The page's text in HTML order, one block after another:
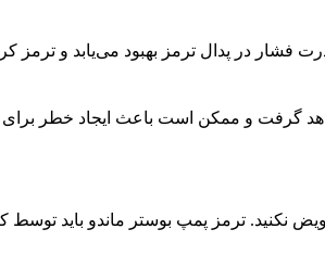
فشار در پدال ترمز بهبود می‌یابد و ترمز
و ممکن است باعث ایجاد خطر برای
نکنید. ترمز پمپ بوستر ماندو باید